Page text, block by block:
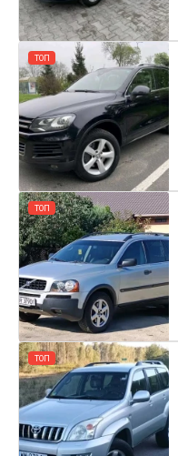
ТОП
ТОП
ТОП